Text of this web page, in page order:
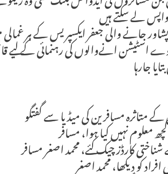
لے سکتے ہیں
جانے والی جعفر ایکسپریس کے ہر
اسٹیشن انےوالوں کی رہنمائی کے
جارہا
کے متاثرہ مسافرین کی میڈیا سے گفتگو
معلوم نہیں کیا ہوا، مسافر
کارڈز چیک کئے، محمد اصغر مسافر